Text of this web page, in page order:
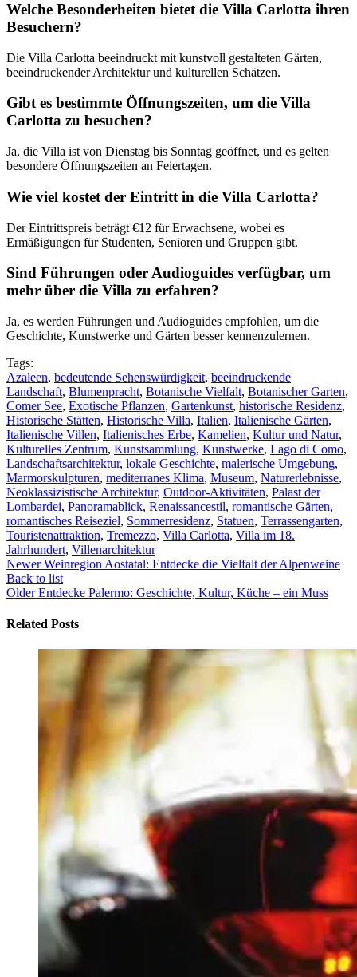
Welche Besonderheiten bietet die Villa Carlotta ihren
Besuchern?
Die Villa Carlotta beeindruckt mit kunstvoll gestalteten Gärten,
beeindruckender Architektur und kulturellen Schätzen.
Gibt es bestimmte Öffnungszeiten, um die Villa
Carlotta zu besuchen?
Ja, die Villa ist von Dienstag bis Sonntag geöffnet, und es gelten
besondere Öffnungszeiten an Feiertagen.
Wie viel kostet der Eintritt in die Villa Carlotta?
Der Eintrittspreis beträgt €12 für Erwachsene, wobei es
Ermäßigungen für Studenten, Senioren und Gruppen gibt.
Sind Führungen oder Audioguides verfügbar, um
mehr über die Villa zu erfahren?
Ja, es werden Führungen und Audioguides empfohlen, um die
Geschichte, Kunstwerke und Gärten besser kennenzulernen.
Tags:
Azaleen, bedeutende Sehenswürdigkeit, beeindruckende
Landschaft, Blumenpracht, Botanische Vielfalt, Botanischer Garten,
Comer See, Exotische Pflanzen, Gartenkunst, historische Residenz,
Historische Stätten, Historische Villa, Italien, Italienische Gärten,
Italienische Villen, Italienisches Erbe, Kamelien, Kultur und Natur,
Kulturelles Zentrum, Kunstsammlung, Kunstwerke, Lago di Como,
Landschaftsarchitektur, lokale Geschichte, malerische Umgebung,
Marmorskulpturen, mediterranes Klima, Museum, Naturerlebnisse,
Neoklassizistische Architektur, Outdoor-Aktivitäten, Palast der
Lombardei, Panoramablick, Renaissancestil, romantische Gärten,
romantisches Reiseziel, Sommerresidenz, Statuen, Terrassengarten,
Touristenattraktion, Tremezzo, Villa Carlotta, Villa im 18.
Jahrhundert, Villenarchitektur
Newer Weinregion Aostatal: Entdecke die Vielfalt der Alpenweine
Back to list
Older Entdecke Palermo: Geschichte, Kultur, Küche – ein Muss
Related Posts